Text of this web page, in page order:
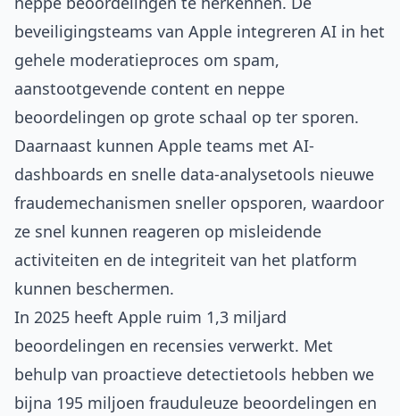
beveiligingsteams van Apple integreren AI in het
gehele moderatieproces om spam,
aanstootgevende content en neppe
beoordelingen op grote schaal op ter sporen.
Daarnaast kunnen Apple teams met AI-
dashboards en snelle data-analysetools nieuwe
fraudemechanismen sneller opsporen, waardoor
ze snel kunnen reageren op misleidende
activiteiten en de integriteit van het platform
kunnen beschermen.
In 2025 heeft Apple ruim 1,3 miljard
beoordelingen en recensies verwerkt. Met
behulp van proactieve detectietools hebben we
bijna 195 miljoen frauduleuze beoordelingen en